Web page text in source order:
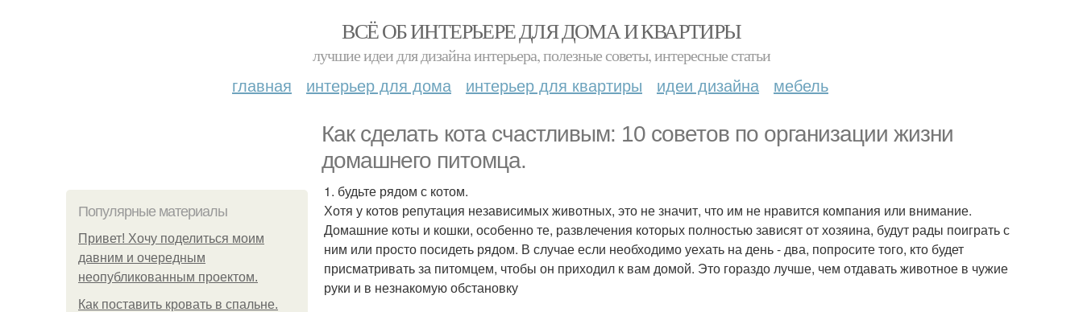
ВСЁ ОБ ИНТЕРЬЕРЕ ДЛЯ ДОМА И КВАРТИРЫ
лучшие идеи для дизайна интерьера, полезные советы, интересные статьи
главная интерьер для дома интерьер для квартиры идеи дизайна мебель
Как сделать кота счастливым: 10 советов по организации жизни
домашнего питомца.
Популярные материалы
Привет! Хочу поделиться моим
давним и очередным
неопубликованным проектом.
Как поставить кровать в спальне.
1. будьте рядом с котом.
Хотя у котов репутация независимых животных, это не значит, что им не нравится компания или внимание.
Домашние коты и кошки, особенно те, развлечения которых полностью зависят от хозяина, будут рады поиграть с
ним или просто посидеть рядом. В случае если необходимо уехать на день - два, попросите того, кто будет
присматривать за питомцем, чтобы он приходил к вам домой. Это гораздо лучше, чем отдавать животное в чужие
руки и в незнакомую обстановку